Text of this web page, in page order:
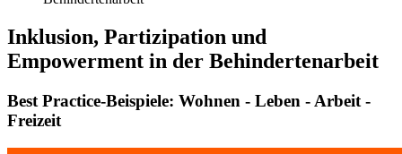
Inklusion, Partizipation und
Empowerment in der Behindertenarbeit
Best Practice-Beispiele: Wohnen - Leben - Arbeit -
Freizeit